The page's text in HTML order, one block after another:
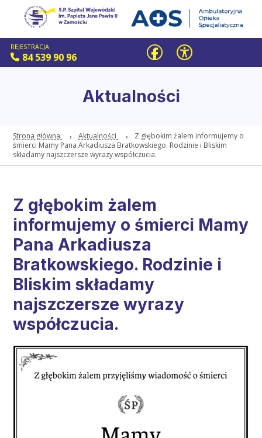
REJESTRACJA
84 539 90 96
Aktualności
Strona główna Aktualności
Z głębokim żalem informujemy o
śmierci Mamy Pana Arkadiusza Bratkowskiego. Rodzinie i Bliskim
składamy najszczersze wyrazy współczucia.
Z głębokim żalem
informujemy o śmierci Mamy
Pana Arkadiusza
Bratkowskiego. Rodzinie i
Bliskim składamy
najszczersze wyrazy
współczucia.